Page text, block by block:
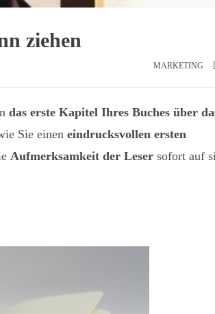
ziehen
MARKETING
das erste Kapitel Ihres Buches über
Sie einen eindrucksvollen ersten
Aufmerksamkeit der Leser sofort auf